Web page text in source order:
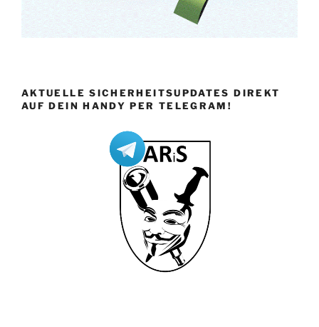
AKTUELLE SICHERHEITSUPDATES DIREKT
AUF DEIN HANDY PER TELEGRAM!